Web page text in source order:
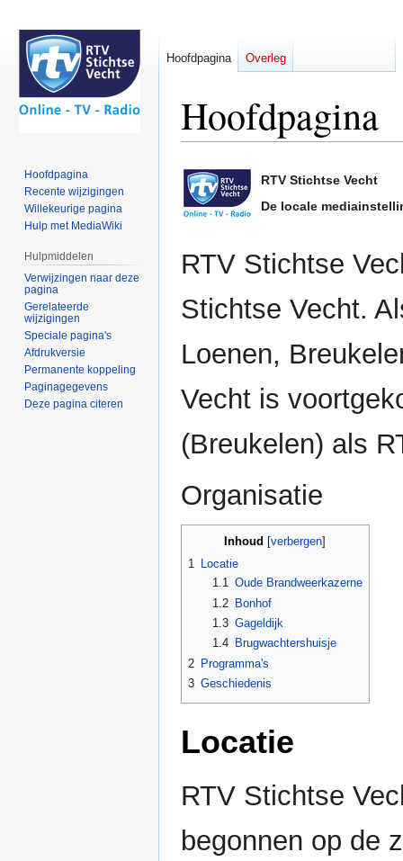
Hoofdpagina
Naar
navigatie
springen
Naar
zoeken
springen
RTV Stichtse Vecht
De locale
RTV Stichtse
Stichtse Vecht.
Loenen,
Vecht is
(Breukelen) als
Organisatie
Inhoud
1 Locatie
1.1 Oude Brandweerkazerne
1.2
Bonhof
1.3 Gageldijk
1.4
Brugwachtershuisje
2 Programma's
3 Geschiedenis
Locatie
RTV Stichtse
begonnen op de
Hoofdpagina Overleg
Hoofdpagina
Recente wijzigingen
Willekeurige pagina
Hulp met MediaWiki
Hulpmiddelen
Verwijzingen naar deze
pagina
Gerelateerde
wijzigingen
Speciale pagina's
Afdrukversie
Permanente koppeling
Paginagegevens
Deze pagina citeren